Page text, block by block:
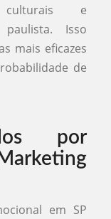
e
Isso
mais eficazes
de
por
em SP